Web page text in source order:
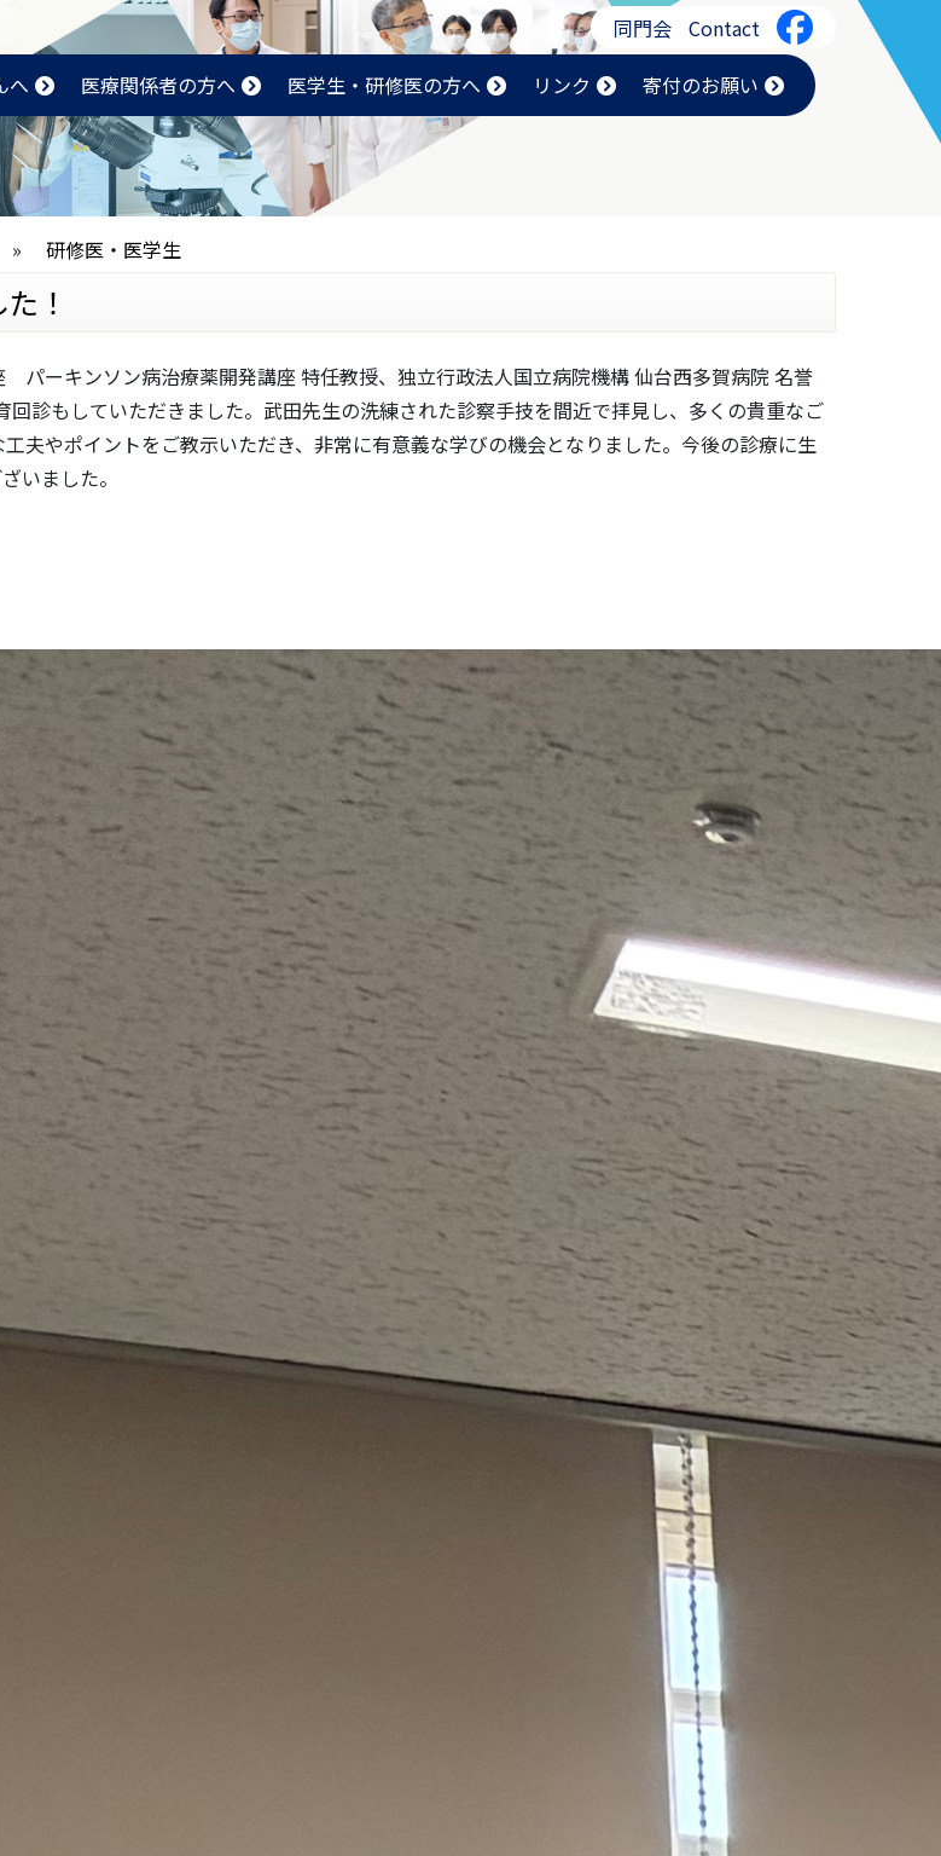
同門会 Contact
へ 医療関係者の方へ 医学生・研修医の方へ リンク 寄付のお願い
» 研修医・医学生
！
ーキンソン病治療薬開発講座 特任教授、独立行政法人国立病院機構 仙台西多賀病院 名誉
診もしていただきました。武田先生の洗練された診察手技を間近で拝見し、多くの貴重なご
夫やポイントをご教示いただき、非常に有意義な学びの機会となりました。今後の診療に生
いました。